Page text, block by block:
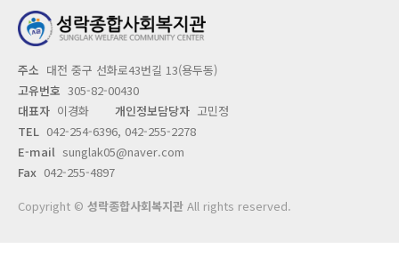
주소 대전 중구 선화로43번길 13(용두동)
고유번호 305-82-00430
대표자 이경화 개인정보담당자 고민정
TEL 042-254-6396, 042-255-2278
E-mail sunglak05@naver.com
Fax 042-255-4897
Copyright © 성락종합사회복지관 All rights reserved.